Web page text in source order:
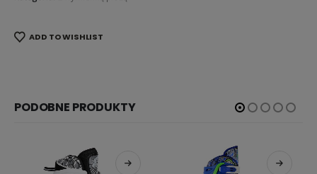
ADD TO WISHLIST
PODOBNE PRODUKTY